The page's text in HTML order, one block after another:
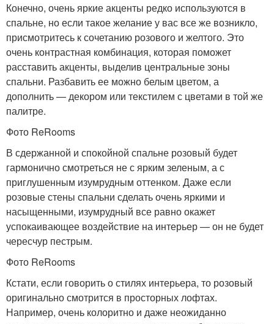
Конечно, очень яркие акценты редко используются в
спальне, но если такое желание у вас все же возникло,
присмотритесь к сочетанию розового и желтого. Это
очень контрастная комбинация, которая поможет
расставить акценты, выделив центральные зоны
спальни. Разбавить ее можно белым цветом, а
дополнить — декором или текстилем с цветами в той же
палитре.
Фото ReRooms
В сдержанной и спокойной спальне розовый будет
гармонично смотреться не с ярким зеленым, а с
приглушенным изумрудным оттенком. Даже если
розовые стены спальни сделать очень яркими и
насыщенными, изумрудный все равно окажет
успокаивающее воздействие на интерьер — он не будет
чересчур пестрым.
Фото ReRooms
Кстати, если говорить о стилях интерьера, то розовый
оригинально смотрится в просторных лофтах.
Например, очень колоритно и даже неожиданно